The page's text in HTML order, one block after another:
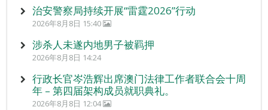
治安警察局持续开展“雷霆2026”行动
2026年8月8日 15:40
涉杀人未遂内地男子被羁押
2026年8月8日 14:24
行政长官岑浩辉出席澳门法律工作者联合会十周
年 – 第四届架构成员就职典礼。
2026年8月8日 12:04